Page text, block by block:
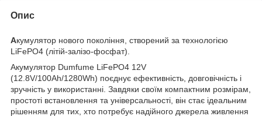
Опис
Акумулятор нового покоління, створений за технологією
LiFePO4 (літій-залізо-фосфат).
Акумулятор Dumfume LiFePO4 12V
(12.8V/100Ah/1280Wh) поєднує ефективність, довговічність і
зручність у використанні. Завдяки своїм компактним розмірам,
простоті встановлення та універсальності, він стає ідеальним
рішенням для тих, хто потребує надійного джерела живлення